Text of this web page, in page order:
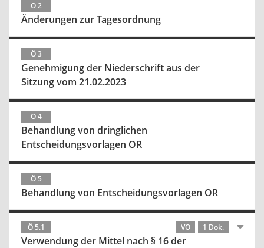
Ö 2
Änderungen zur Tagesordnung
Ö 3
Genehmigung der Niederschrift aus der
Sitzung vom 21.02.2023
Ö 4
Behandlung von dringlichen
Entscheidungsvorlagen OR
Ö 5
Behandlung von Entscheidungsvorlagen OR
Ö 5.1 VO 1 Dok.
Verwendung der Mittel nach § 16 der